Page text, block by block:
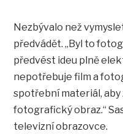
Nezbývalo než
předvádět. „Byl to
předvést ideu plně
nepotřebuje film a
spotřební materiál, aby
fotografický obraz.“
televizní obrazovce.